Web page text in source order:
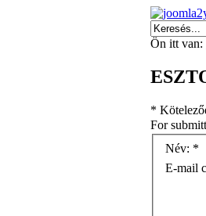
Ön itt van:
*
For
Név: *
E-mail